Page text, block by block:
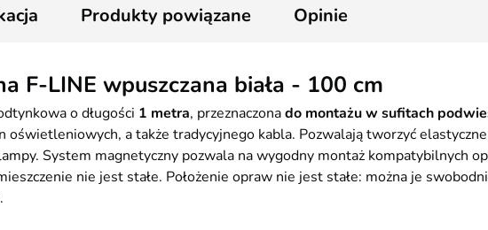
Produkty powiązane Opinie
F-LINE wpuszczana biała - 100 cm
o długości 1 metra, przeznaczonado montażu w sufitach
oświetleniowych, a także tradycyjnego kabla. Pozwalają tworzyć
System magnetyczny pozwala na wygodny montaż kompatybilnych
nie jest stałe. Położenie opraw nie jest stałe: można je